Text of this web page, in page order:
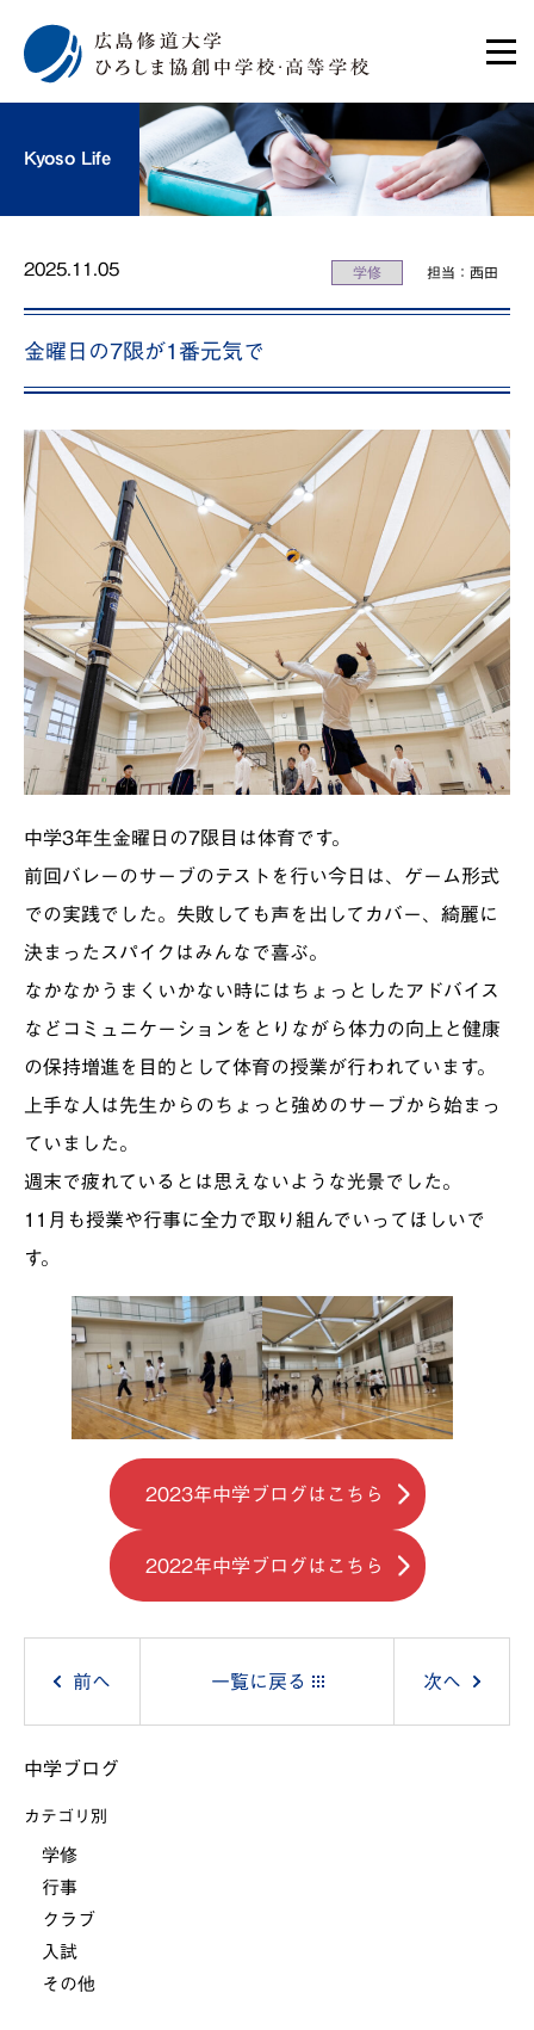
Kyoso Life
2025.11.05 学修 担当：西田
金曜日の7限が1番元気で
中学3年生金曜日の7限目は体育です。
前回バレーのサーブのテストを行い今日は、ゲーム形式
での実践でした。失敗しても声を出してカバー、綺麗に
決まったスパイクはみんなで喜ぶ。
なかなかうまくいかない時にはちょっとしたアドバイス
などコミュニケーションをとりながら体力の向上と健康
の保持増進を目的として体育の授業が行われています。
上手な人は先生からのちょっと強めのサーブから始まっ
ていました。
週末で疲れているとは思えないような光景でした。
11月も授業や行事に全力で取り組んでいってほしいで
す。
2023年中学ブログはこちら
2022年中学ブログはこちら
稿
ナ
ゲ
ー
前へ 一覧に戻る 次へ
中学ブログ
カテゴリ別
学修
行事
クラブ
入試
その他